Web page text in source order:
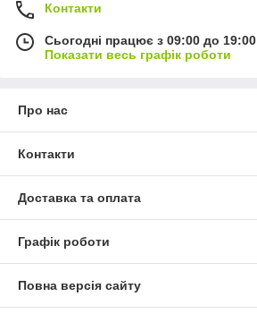
Контакти
Сьогодні працює з 09:00 до 19:00
Показати весь графік роботи
Про нас
Контакти
Доставка та оплата
Графік роботи
Повна версія сайту